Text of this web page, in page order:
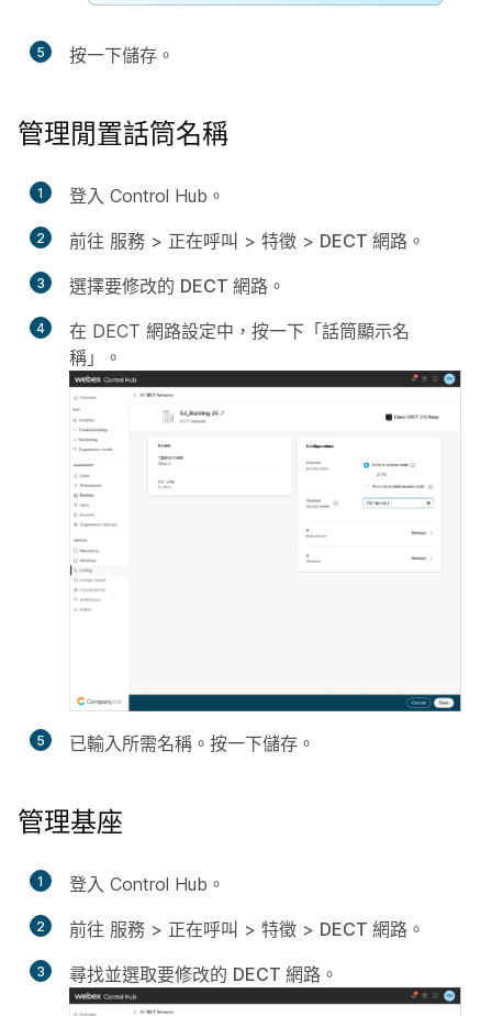
5 按一下儲存 。
管理閒置話筒名稱
1 登入 Control Hub。
2 前往 服務 > 正在呼叫 > 特徵 > DECT 網路 。
3 選擇要修改的 DECT 網路 。
4
在 DECT 網路設定中，按一下「話筒顯示名
稱」。
5 已輸入所需名稱。按一下儲存 。
管理基座
1 登入 Control Hub。
2 前往 服務 > 正在呼叫 > 特徵 > DECT 網路 。
3 尋找並選取要修改的 DECT 網路 。